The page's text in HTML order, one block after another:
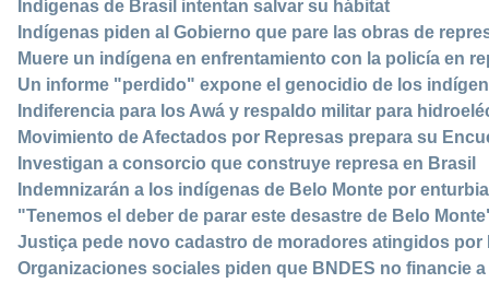
Indígenas de Brasil intentan salvar su hábitat
Indígenas piden al Gobierno que pare las obras de
Muere un indígena en enfrentamiento con la policía en
Un informe "perdido" expone el genocidio de los
Indiferencia para los Awá y respaldo militar para
Movimiento de Afectados por Represas prepara su
Investigan a consorcio que construye represa en Brasil
Indemnizarán a los indígenas de Belo Monte por
"Tenemos el deber de parar este desastre de Belo
Justiça pede novo cadastro de moradores atingidos por
Organizaciones sociales piden que BNDES no financie